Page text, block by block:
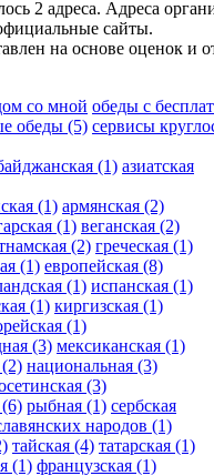
2 адреса. Адреса
сайты.
на основе оценок
со мной обеды с
обеды (5) сервисы
(1) азиатская
(1) армянская (2)
(1) веганская (2)
(2) греческая (1)
(1) европейская (8)
(1) испанская (1)
(1) киргизская (1)
(1)
(3) мексиканская (1)
(2) национальная (3)
(3)
(6) рыбная (1) сербская
народов (1)
тайская (4) татарская (1)
(1) французская (1)